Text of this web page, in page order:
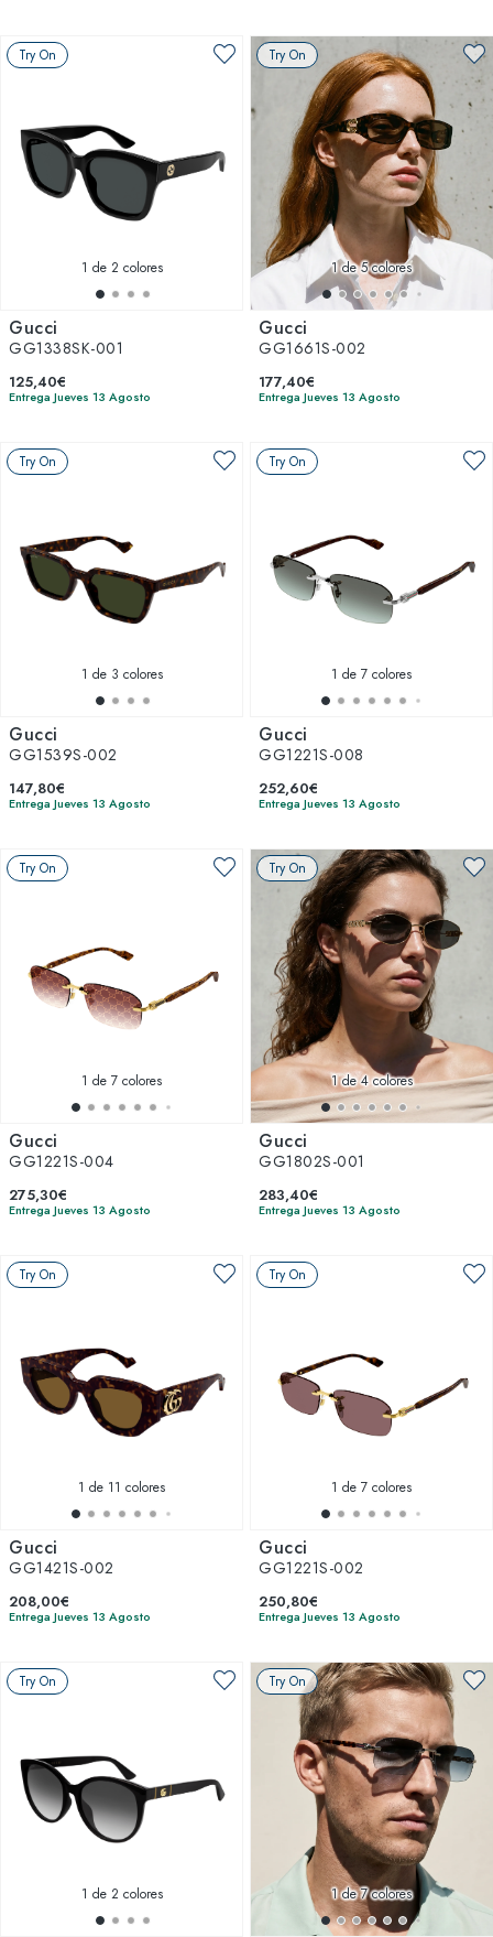
Try On
1 de 2 colores
Gucci
GG1338SK-001
125,40€
Entrega Jueves 13 Agosto
Try On
1de 5 colores
Gucci
GG1661S-002
177,40€
Entrega Jueves 13 Agosto
Try On
1 de 3 colores
Gucci
GG1539S-002
147,80€
Entrega Jueves 13 Agosto
Try On
1 de 7 colores
Gucci
GG1221S-008
252,60€
Entrega Jueves 13 Agosto
Try On
1 de 7 colores
Gucci
GG1221S-004
275,30€
Entrega Jueves 13 Agosto
Try On
1de 4 colores
Gucci
GG1802S-001
283,40€
Entrega Jueves 13 Agosto
Try On
1 de 11 colores
Gucci
GG1421S-002
208,00€
Entrega Jueves 13 Agosto
Try On
1 de 7 colores
Gucci
GG1221S-002
250,80€
Entrega Jueves 13 Agosto
Try On
1 de 2 colores
Try On
1de 7 colores